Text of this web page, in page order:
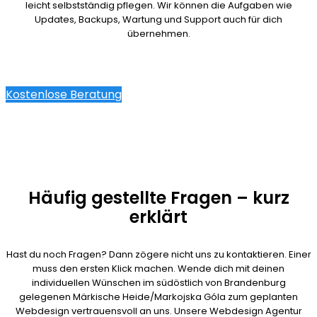
leicht selbstständig pflegen. Wir können die Aufgaben wie
Updates, Backups, Wartung und Support auch für dich
übernehmen.
Kostenlose Beratung
Häufig gestellte Fragen – kurz
erklärt
Hast du noch Fragen? Dann zögere nicht uns zu kontaktieren. Einer
muss den ersten Klick machen. Wende dich mit deinen
individuellen Wünschen im südöstlich von Brandenburg
gelegenen Märkische Heide/Markojska Góla zum geplanten
Webdesign vertrauensvoll an uns. Unsere Webdesign Agentur